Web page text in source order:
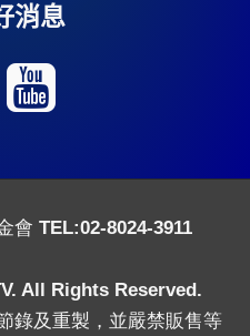
消息
會 TEL:02-8024-3911
All Rights Reserved.
錄及重製，並嚴禁販售等